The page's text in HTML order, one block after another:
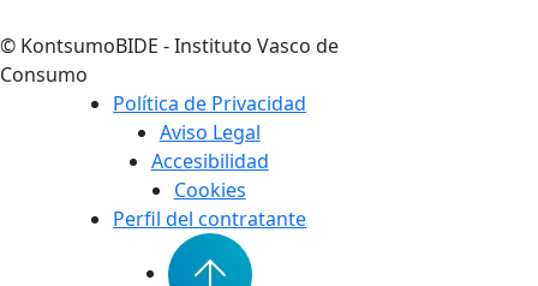
© KontsumoBIDE - Instituto Vasco de
Consumo
Política de Privacidad
Aviso Legal
Accesibilidad
Cookies
Perfil del contratante